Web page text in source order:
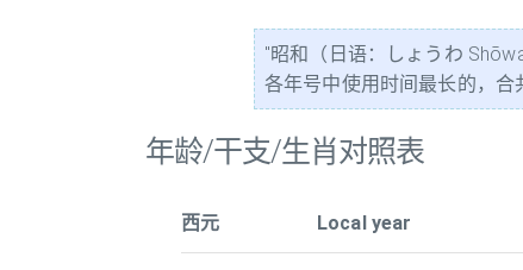
"昭和（日语：しょうわ
各年号中使用时间最长的，
年龄/干支/生肖对照表
西元 Local year